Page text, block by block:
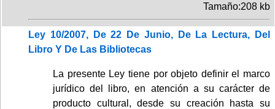
Tamaño:208 kb
Ley 10/2007, De 22 De Junio, De La Lectura, Del
Libro Y De Las Bibliotecas
La presente Ley tiene por objeto definir el marco
jurídico del libro, en atención a su carácter de
producto cultural, desde su creación hasta su